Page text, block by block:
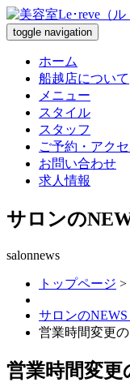
toggle navigation
ホーム
船越店について
メニュー
スタイル
スタッフ
ご予約・アク
お問い合わせ
求人情報
サロンの
salonnews
トップページ >
サロンのNEWS
営業時間変更
営業時間変